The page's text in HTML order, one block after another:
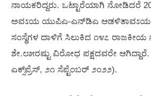
ನಾಯಕರಿದ್ದರು. ಒಟ್ಟಾರೆಯಾಗಿ ನೋಡಿದರೆ
ಅವಽಯ ಯುಪಿಎ-ಎನ್‌ಡಿಎ
ಸಂಸ್ಥೆಗಳ ದಾಳಿಗೆ ಸಿಲುಕಿದ ೧೪೭ ರಾಜಕೀಯ
ಶೇ.೮೫ರಷ್ಟು ವಿರೋಧ ಪಕ್ಷದವರೇ
ಎಕ್ಸ್‌ಪ್ರೆಸ್, ೨೧ ಸೆಪ್ಟೆಂಬರ್ ೨೦೨೨).